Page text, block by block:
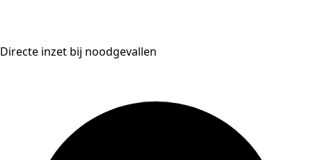
Directe inzet bij noodgevallen